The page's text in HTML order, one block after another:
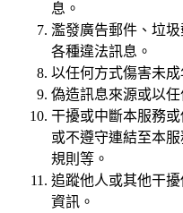
息。
濫發廣告郵件、垃
各種違法訊息。
以任何方式傷害未成
偽造訊息來源或以
干擾或中斷本服務
或不遵守連結至本
規則等。
追蹤他人或其他干
資訊。